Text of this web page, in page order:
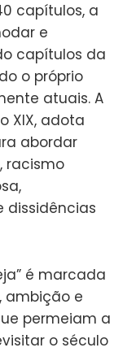
capítulos, a
e
capítulos da
o próprio
atuais. A
XIX, adota
abordar
racismo
dissidências
é marcada
ambição e
permeiam a
o século